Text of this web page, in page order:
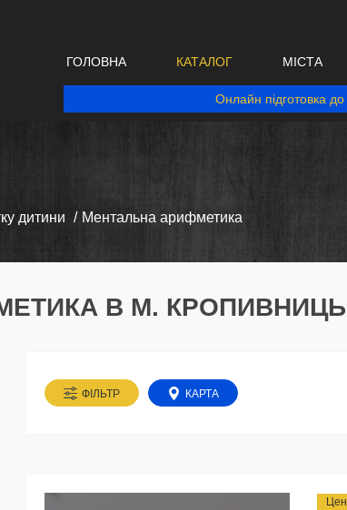
ГОЛОВНА КАТАЛОГ МІСТА
Онлайн підготовка
дитини Ментальна арифметика
В М.
ФІЛЬТР КАРТА